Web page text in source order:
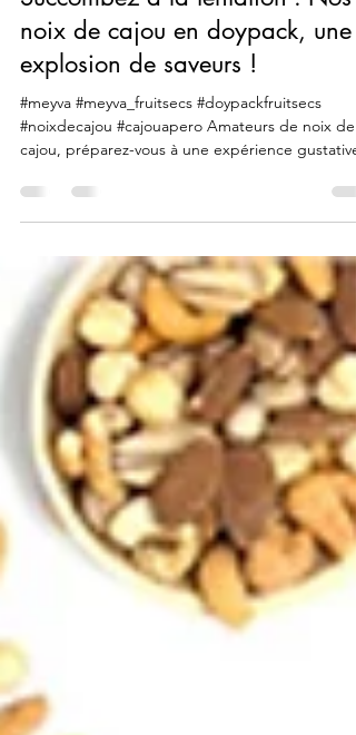
Aude MOYNE
2 avr. 2024
2 min de lecture
Il y a du nouveau chez MEYVA !
Succombez à la tentation : Nos
noix de cajou en doypack, une
explosion de saveurs !
#meyva #meyva_fruitsecs #doypackfruitsecs
cajou, préparez-vous à une expérience